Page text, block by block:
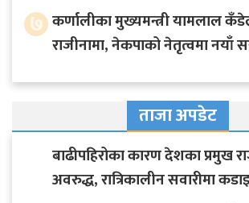
७ कर्णालीका मुख्यमन्त्री यामलाल
राजीनामा, नेकपाको नेतृत्वमा नयाँ
ताजा अपडेट
बाढीपहिरोका कारण देशका प्रमुख
अवरुद्ध, रात्रिकालीन सवारीमा